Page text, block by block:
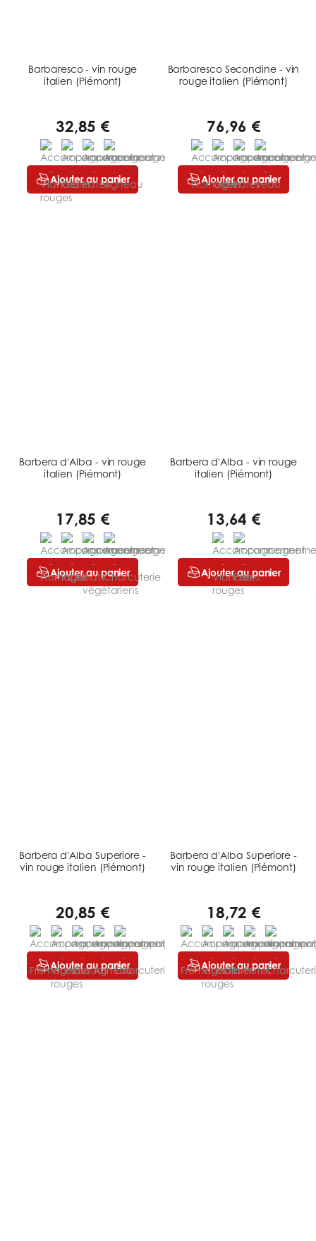
Barbaresco - vin rouge
italien (Piémont)
32,85 €
Ajouter au panier
Barbaresco Secondine - vin
rouge italien (Piémont)
76,96 €
Ajouter au panier
Barbera d'Alba - vin rouge
italien (Piémont)
17,85 €
Ajouter au panier
Barbera d'Alba - vin rouge
italien (Piémont)
13,64 €
Ajouter au panier
Barbera d'Alba Superiore -
vin rouge italien (Piémont)
20,85 €
Ajouter au panier
Barbera d'Alba Superiore -
vin rouge italien (Piémont)
18,72 €
Ajouter au panier